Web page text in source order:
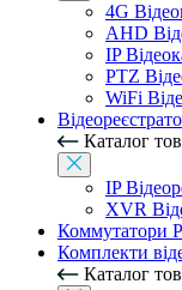
4G
AHD
IP
PTZ
WiFi
Каталог
IP
XVR
Коммутатори
Комплекти
Каталог